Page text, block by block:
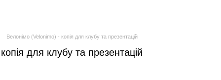
Велонімо (Velonimo) - копія для клубу та презентацій
для клубу та презентацій